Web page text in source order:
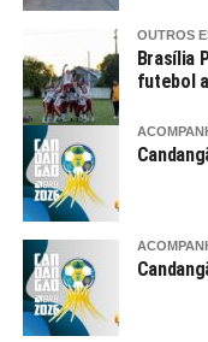
OUTROS
Brasília
futebol